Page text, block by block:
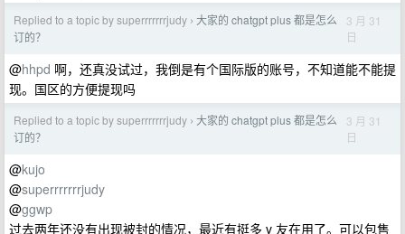
Replied to a topic by superrrrrrrjudy › 大家的 chatgpt plus 都是怎么
订的？
3 月 31
日
@hhpd 啊，还真没试过，我倒是有个国际版的账号，不知道能不能提
现。国区的方便提现吗
Replied to a topic by superrrrrrrjudy › 大家的 chatgpt plus 都是怎么
订的？
3 月 31
日
@kujo
@superrrrrrrjudy
@ggwp
过去两年还没有出现被封的情况，最近有挺多 v 友在用了。可以包售